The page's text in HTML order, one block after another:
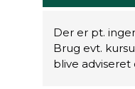
Der er pt.
Brug evt.
blive adviseret